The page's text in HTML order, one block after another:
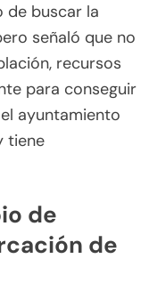
de buscar la
señaló que no
recursos
para conseguir
ayuntamiento
tiene
de
de